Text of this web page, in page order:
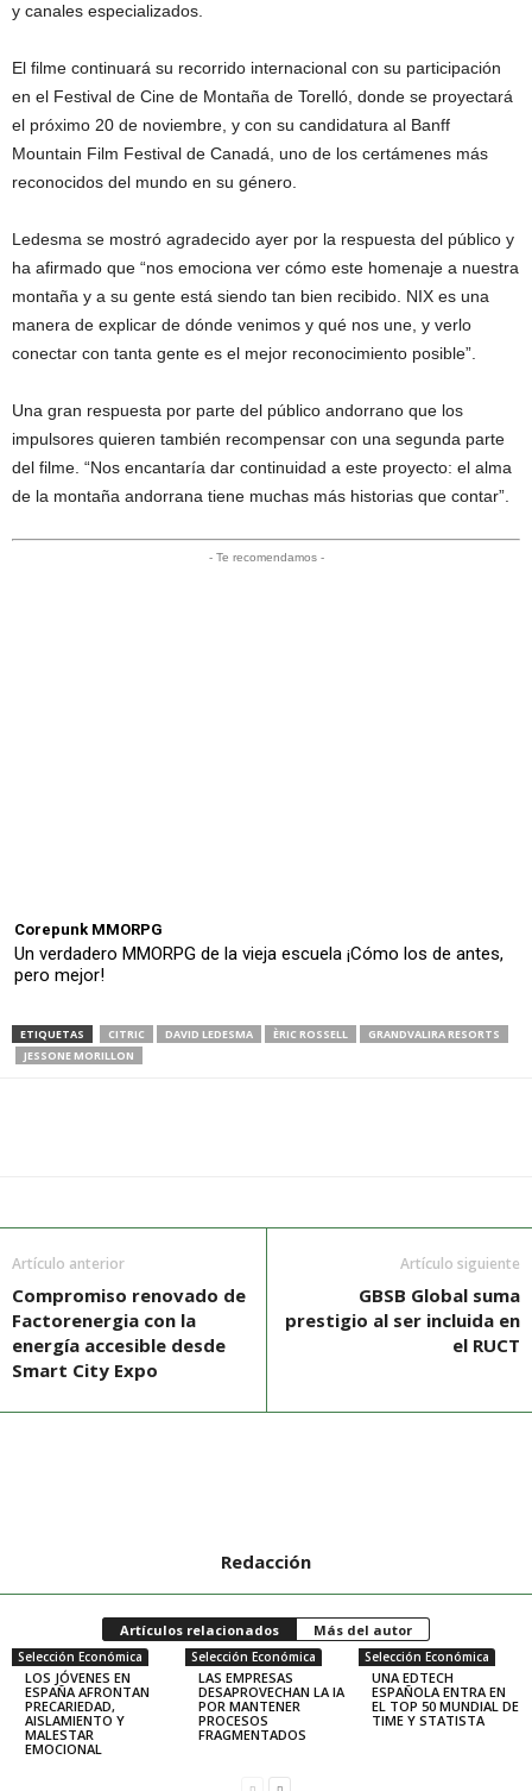
y canales especializados.
El filme continuará su recorrido internacional con su participación
en el Festival de Cine de Montaña de Torelló, donde se proyectará
el próximo 20 de noviembre, y con su candidatura al Banff
Mountain Film Festival de Canadá, uno de los certámenes más
reconocidos del mundo en su género.
Ledesma se mostró agradecido ayer por la respuesta del público y
ha afirmado que “nos emociona ver cómo este homenaje a nuestra
montaña y a su gente está siendo tan bien recibido. NIX es una
manera de explicar de dónde venimos y qué nos une, y verlo
conectar con tanta gente es el mejor reconocimiento posible”.
Una gran respuesta por parte del público andorrano que los
impulsores quieren también recompensar con una segunda parte
del filme. “Nos encantaría dar continuidad a este proyecto: el alma
de la montaña andorrana tiene muchas más historias que contar”.
- Te recomendamos -
Corepunk MMORPG
Un verdadero MMORPG de la vieja escuela ¡Cómo los de antes,
pero mejor!
ETIQUETAS CITRIC DAVID LEDESMA ÈRIC ROSSELL
GRANDVALIRA RESORTS
JESSONE MORILLON
Artículo anterior
Compromiso renovado de
Factorenergia con la
energía accesible desde
Smart City Expo
Artículo siguiente
GBSB Global suma
prestigio al ser incluida en
el RUCT
Redacción
Artículos relacionados Más del autor
Selección Económica
LOS JÓVENES EN
ESPAÑA AFRONTAN
PRECARIEDAD,
AISLAMIENTO Y
MALESTAR
EMOCIONAL
Selección Económica
LAS EMPRESAS
DESAPROVECHAN LA IA
POR MANTENER
PROCESOS
FRAGMENTADOS
Selección Económica
UNA EDTECH
ESPAÑOLA ENTRA EN
EL TOP 50 MUNDIAL DE
TIME Y STATISTA